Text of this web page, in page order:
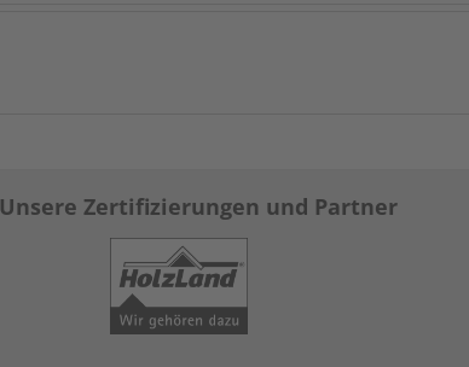
Unsere Zertifizierungen und Partner